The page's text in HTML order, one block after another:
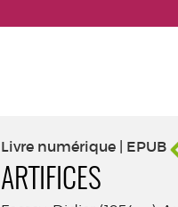
Livre numérique | EPUB
ARTIFICES